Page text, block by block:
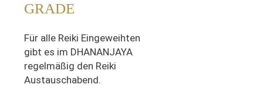
GRADE
Für alle Reiki Eingeweihten
gibt es im DHANANJAYA
regelmäßig den Reiki
Austauschabend.